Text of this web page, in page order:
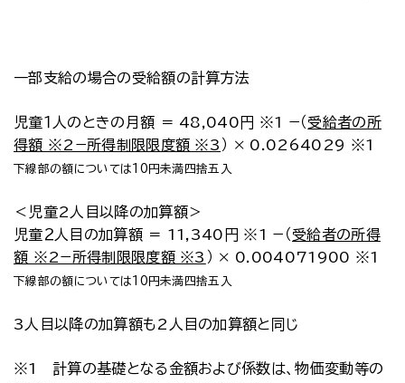
一部支給の場合の受給額の計算方法
児童１人のときの月額 ＝ 48,040円 ※1 −（ 受給者の所
得額 ※2−所得制限限度額 ※3 ） × 0.0264029 ※1
下線部の額については10円未満四捨五入
＜児童2人目以降の加算額＞
児童２人目の加算額 ＝ 11,340円 ※1 −（ 受給者の所得
額 ※2−所得制限限度額 ※3 ） × 0.004071900 ※1
下線部の額については10円未満四捨五入
3人目以降の加算額も2人目の加算額と同じ
※1 計算の基礎となる金額および係数は、物価変動等の